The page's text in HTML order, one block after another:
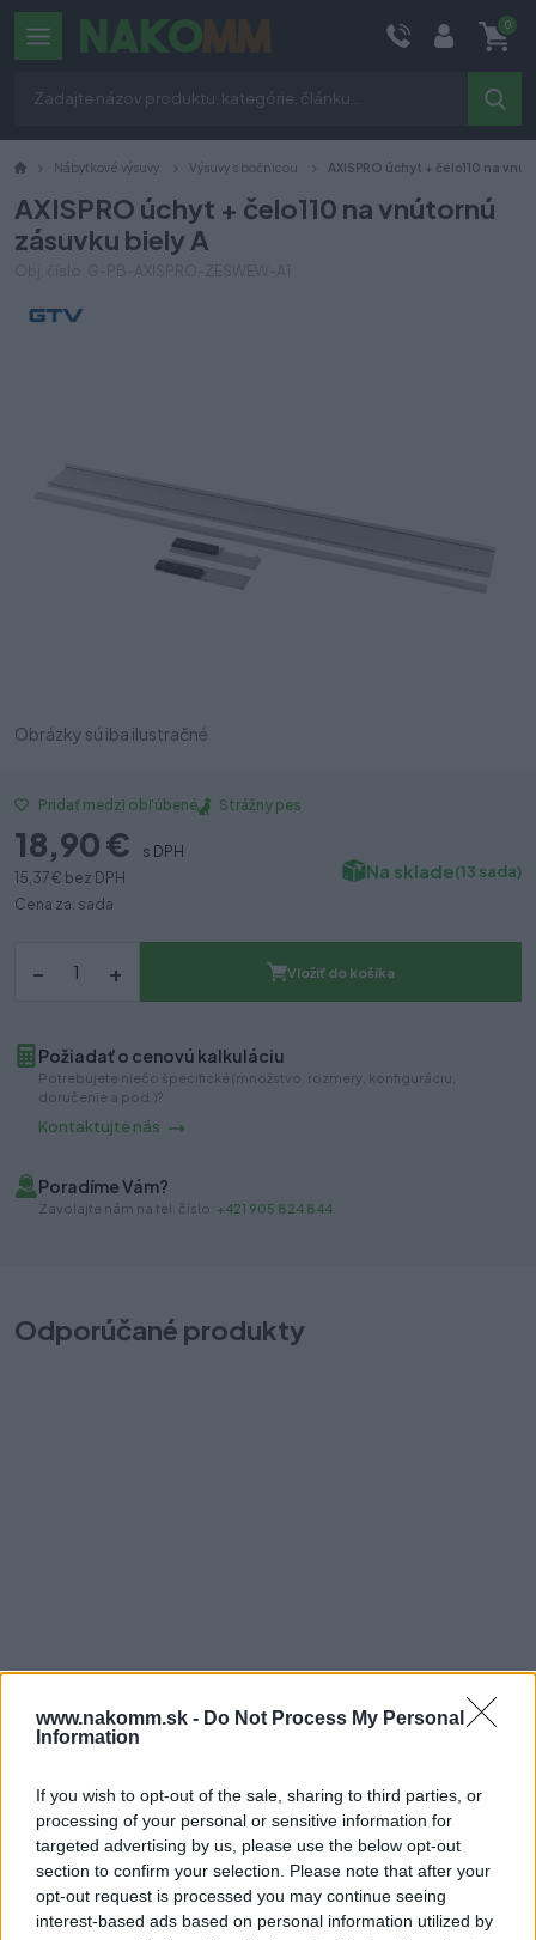
www.nakomm.sk - Do Not Process My Personal
Information
If you wish to opt-out of the sale, sharing to third parties, or
processing of your personal or sensitive information for
targeted advertising by us, please use the below opt-out
section to confirm your selection. Please note that after your
opt-out request is processed you may continue seeing
interest-based ads based on personal information utilized by
0
Nábytkové výsuvy Výsuvy s bočnicou AXISPRO úchyt + čelo110 na
AXISPRO úchyt + čelo110 na vnútornú
zásuvku biely A
Obrázky sú iba ilustračné
Pridať medzi obľúbené Strážny pes
18,90 €
s DPH
15,37 € bez DPH
Cena za: sada
Na sklade(13 sada)
– + Vložiť do košíka
Požiadať o cenovú kalkuláciu
Potrebujete niečo špecifické (množstvo, rozmery, konfiguráciu,
doručenie a pod.)?
Kontaktujte nás
Poradíme Vám?
Zavolajte nám na tel. číslo: +421 905 824 844
Odporúčané produkty
Súbory na stiahnutie
Karta_produktowa_CS-
Prečo si vybrať tento produkt?
Sada pre vytvorenie vnútornej zásuvky. Dostupné v dvoch